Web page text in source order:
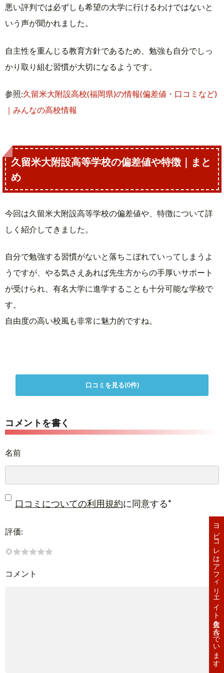
悪い評判では必ずしも希望の大学に行けるわけではないと
いう声が聞かれました。
自主性を重んじる教育方針であるため、勉強も自分でしっ
かり取り組む習慣が大切になるようです。
参照:久留米大附設高校(福岡県)の情報(偏差値・口コミなど)
｜みんなの高校情報
久留米大附設高等学校の偏差値や特徴｜まと
め
今回は久留米大附設高等学校の偏差値や、特徴について詳
しく紹介してきました。
自分で勉強する習慣がないと落ちこぼれていってしまうよ
うですが、やる気さえあれば先生方からの手厚いサポート
が受けられ、有名大学に進学することも十分可能な学校で
す。
自由度の高い校風も非常に魅力的ですね。
口コミを見る(0件)
コメントを書く
名前
口コミについての利用規約に同意する*
評価:
コメント ヨビコレはアフィリエイト広告を含んでいます。